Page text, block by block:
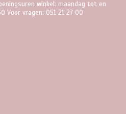
winkel: maandag tot en
Voor vragen: 051 21 27 00